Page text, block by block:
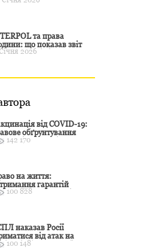
та права
що показав звіт
за 2024 рік і чого чекати
2026
від COVID-19:
обґрунтування
і захист від
142 170
на життя:
гарантій
залежить від
100 828
наказав Росії
від атак на
об’єкти України
100 148